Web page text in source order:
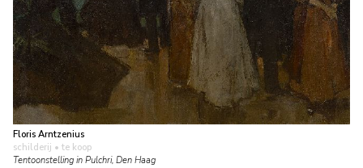
Floris Arntzenius
schilderij • te koop
Tentoonstelling in Pulchri, Den Haag